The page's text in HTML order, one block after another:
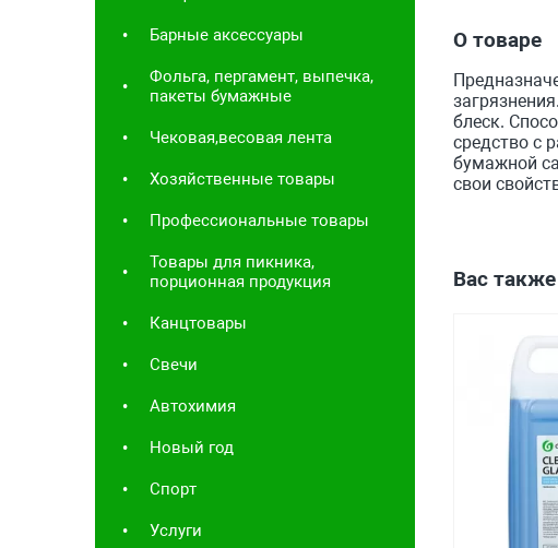
Барные аксессуары
Фольга, пергамент, выпечка,
пакеты бумажные
Чековая,весовая лента
Хозяйственные товары
Профессиональные товары
Товары для пикника,
порционная продукция
Канцтовары
Свечи
Автохимия
Новый год
Спорт
Услуги
О товаре
блеск.
средство с
бумажной
свои
Вас